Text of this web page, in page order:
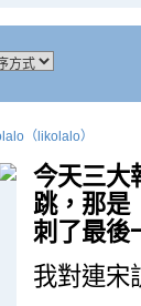
（likolalo）
今天三大
跳，那是
刺了最後
我對連宋